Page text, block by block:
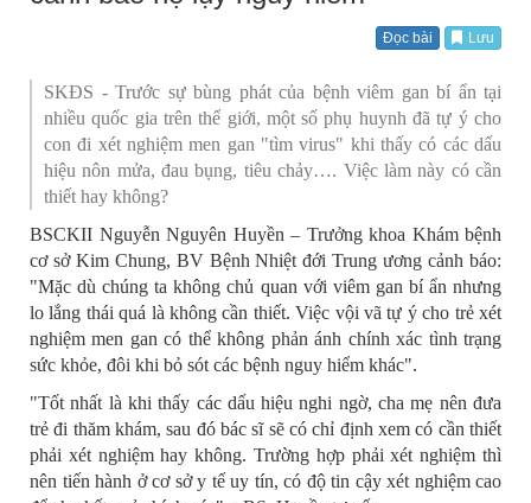
Đọc bài Lưu
SKĐS - Trước sự bùng phát của bệnh viêm gan bí ẩn tại
nhiều quốc gia trên thế giới, một số phụ huynh đã tự ý cho
con đi xét nghiệm men gan "tìm virus" khi thấy có các dấu
hiệu nôn mửa, đau bụng, tiêu chảy…. Việc làm này có cần
thiết hay không?
BSCKII Nguyễn Nguyên Huyền – Trưởng khoa Khám bệnh
cơ sở Kim Chung, BV Bệnh Nhiệt đới Trung ương cảnh báo:
"Mặc dù chúng ta không chủ quan với viêm gan bí ẩn nhưng
lo lắng thái quá là không cần thiết. Việc vội vã tự ý cho trẻ xét
nghiệm men gan có thể không phản ánh chính xác tình trạng
sức khỏe, đôi khi bỏ sót các bệnh nguy hiểm khác".
"Tốt nhất là khi thấy các dấu hiệu nghi ngờ, cha mẹ nên đưa
trẻ đi thăm khám, sau đó bác sĩ sẽ có chỉ định xem có cần thiết
phải xét nghiệm hay không. Trường hợp phải xét nghiệm thì
nên tiến hành ở cơ sở y tế uy tín, có độ tin cậy xét nghiệm cao